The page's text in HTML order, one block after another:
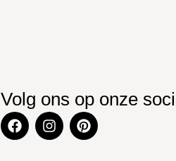
Volg ons op onze